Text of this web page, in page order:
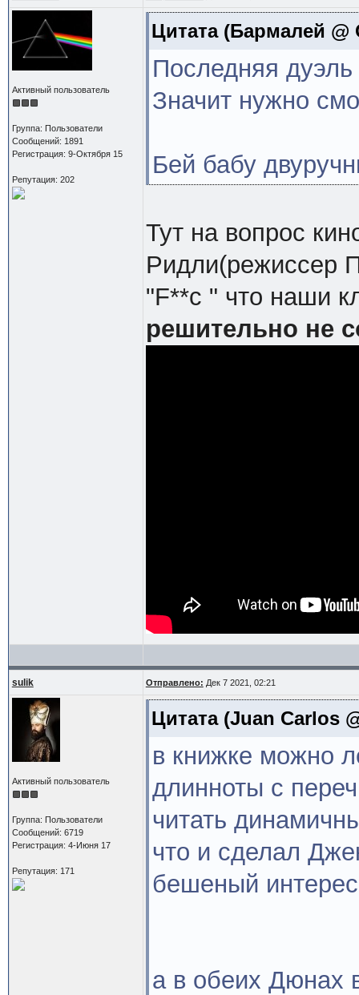
Активный пользователь
Группа: Пользователи
Сообщений: 1891
Регистрация: 9-Октября 15
Репутация: 202
Цитата(Бармалей @
Последняя
Значит нужно
Бей бабу
Тут на вопрос
Ридли(режиссер
"F**c " что наши
решительно не
sulik Отправлено: Дек 7 2021, 02:21
Активный пользователь
Группа: Пользователи
Сообщений: 6719
Регистрация: 4-Июня 17
Репутация: 171
Цитата(Juan Carlos
в книжке можно
длинноты с
читать
что и сделал
бешеный интерес
а в обеих Дюнах